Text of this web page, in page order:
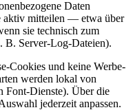
Daten
aktiv mitteilen — etwa über
sie technisch zum
B. Server-Log-Dateien).
Cookies und keine Werbe-
werden lokal von
Font-Dienste). Über die
jederzeit anpassen.